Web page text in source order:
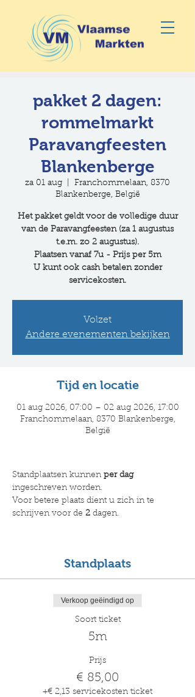
pakket 2 dagen:
rommelmarkt
Paravangfeesten
Blankenberge
za 01 aug
Franchommelaan, 8370
Blankenberge, België
Het pakket geldt voor de volledige duur
van de Paravangfeesten (za 1 augustus
t.e.m. zo 2 augustus).
Plaatsen vanaf 7u - Prijs per 5m
U kunt ook cash betalen zonder
servicekosten.
Volzet
Andere evenementen bekijken
Tijd en locatie
01 aug 2026, 07:00 – 02 aug 2026, 17:00
Franchommelaan, 8370 Blankenberge,
België
Standplaatsen kunnen per dag
ingeschreven worden.
Voor betere plaats dient u zich in te
schrijven voor de 2 dagen.​
Standplaats
Verkoop geëindigd op
Soort ticket
5m
Prijs
€ 85,00
+€ 2,13 servicekosten ticket